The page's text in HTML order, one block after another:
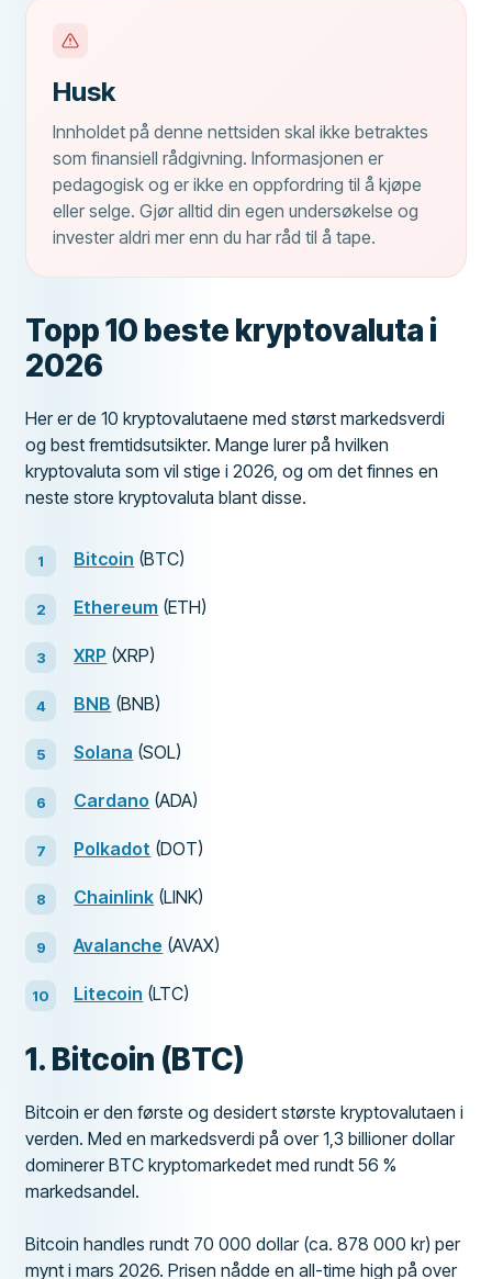
Husk
Innholdet på denne nettsiden skal ikke betraktes
som finansiell rådgivning. Informasjonen er
pedagogisk og er ikke en oppfordring til å kjøpe
eller selge. Gjør alltid din egen undersøkelse og
invester aldri mer enn du har råd til å tape.
Topp 10 beste kryptovaluta i
2026
Her er de 10 kryptovalutaene med størst markedsverdi
og best fremtidsutsikter. Mange lurer på hvilken
kryptovaluta som vil stige i 2026, og om det finnes en
neste store kryptovaluta blant disse.
Bitcoin (BTC)
Ethereum (ETH)
XRP (XRP)
BNB (BNB)
Solana (SOL)
Cardano (ADA)
Polkadot (DOT)
Chainlink (LINK)
Avalanche (AVAX)
Litecoin (LTC)
1. Bitcoin (BTC)
Bitcoin er den første og desidert største kryptovalutaen i
verden. Med en markedsverdi på over 1,3 billioner dollar
dominerer BTC kryptomarkedet med rundt 56 %
markedsandel.
Bitcoin handles rundt 70 000 dollar (ca. 878 000 kr) per
mynt i mars 2026. Prisen nådde en all-time high på over